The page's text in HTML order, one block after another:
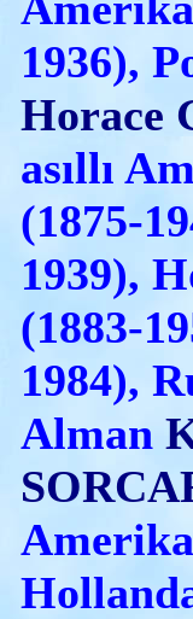
1936),
Horace
asıllı
(1875-
1939),
(1883-
1984),
Alman